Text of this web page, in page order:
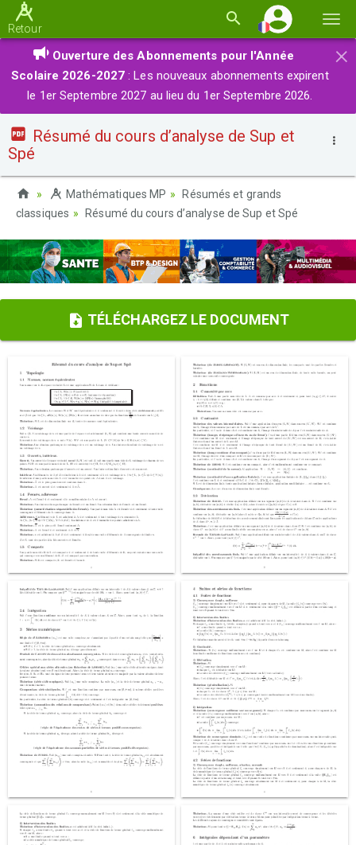
la
Retour
×
Ouverture des Abonnements pour l'Année
Scolaire 2026-2027 : Les nouveaux abonnements expirent
le 1er Septembre 2027 au lieu du 1er Septembre 2026.
Résumé du cours d’analyse de Sup et
Spé
Mathématiques MP
Résumés et grands
classiques
Résumé du cours d’analyse de Sup et Spé
TÉLÉCHARGEZ LE DOCUMENT